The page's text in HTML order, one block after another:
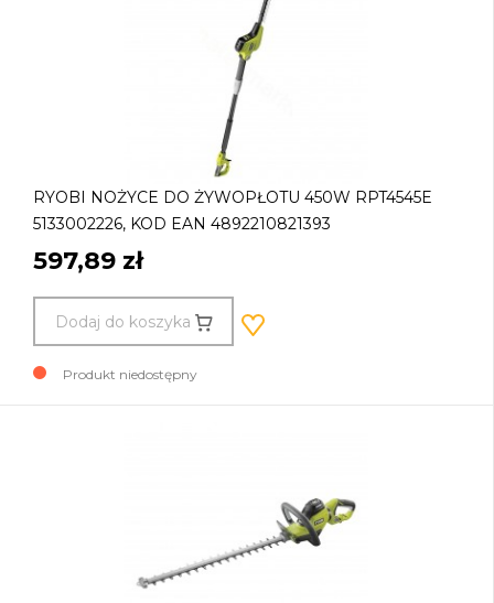
RYOBI NOŻYCE DO ŻYWOPŁOTU 450W RPT4545E
5133002226, KOD EAN 4892210821393
597,89 zł
Dodaj do koszyka
Produkt niedostępny